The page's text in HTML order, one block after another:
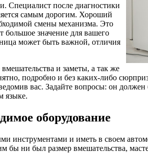
Специалист после диагностики
самым дорогим. Хороший
смены механизма. Это
большое значение для вашего
может быть важной, отличия
и заметы, а так же
подробно и без каких-либо
вас. Задайте вопросы: он должен
языке.
оборудование
и иметь в своем
ни был размер вмешательства,